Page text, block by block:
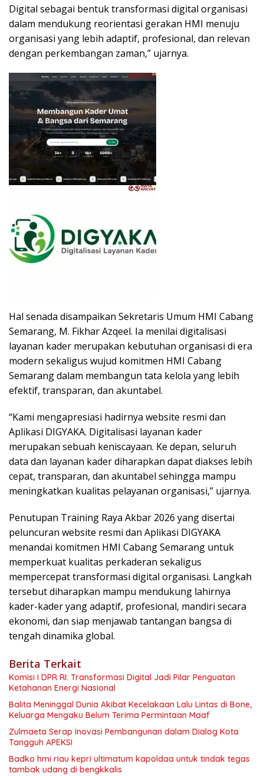
Digital sebagai bentuk transformasi digital organisasi
dalam mendukung reorientasi gerakan HMI menuju
organisasi yang lebih adaptif, profesional, dan relevan
dengan perkembangan zaman,” ujarnya.
Hal senada disampaikan Sekretaris Umum HMI Cabang
Semarang, M. Fikhar Azqeel. Ia menilai digitalisasi
layanan kader merupakan kebutuhan organisasi di era
modern sekaligus wujud komitmen HMI Cabang
Semarang dalam membangun tata kelola yang lebih
efektif, transparan, dan akuntabel.
“Kami mengapresiasi hadirnya website resmi dan
Aplikasi DIGYAKA. Digitalisasi layanan kader
merupakan sebuah keniscayaan. Ke depan, seluruh
data dan layanan kader diharapkan dapat diakses lebih
cepat, transparan, dan akuntabel sehingga mampu
meningkatkan kualitas pelayanan organisasi,” ujarnya.
Penutupan Training Raya Akbar 2026 yang disertai
peluncuran website resmi dan Aplikasi DIGYAKA
menandai komitmen HMI Cabang Semarang untuk
memperkuat kualitas perkaderan sekaligus
mempercepat transformasi digital organisasi. Langkah
tersebut diharapkan mampu mendukung lahirnya
kader-kader yang adaptif, profesional, mandiri secara
ekonomi, dan siap menjawab tantangan bangsa di
tengah dinamika global.
Berita Terkait
Komisi I DPR RI: Transformasi Digital Jadi Pilar Penguatan
Ketahanan Energi Nasional
Balita Meninggal Dunia Akibat Kecelakaan Lalu Lintas di Bone,
Keluarga Mengaku Belum Terima Permintaan Maaf
Zulmaeta Serap Inovasi Pembangunan dalam Dialog Kota
Tangguh APEKSI
Badko hmi riau kepri ultimatum kapoldaa untuk tindak tegas
tambak udang di bengkkalis